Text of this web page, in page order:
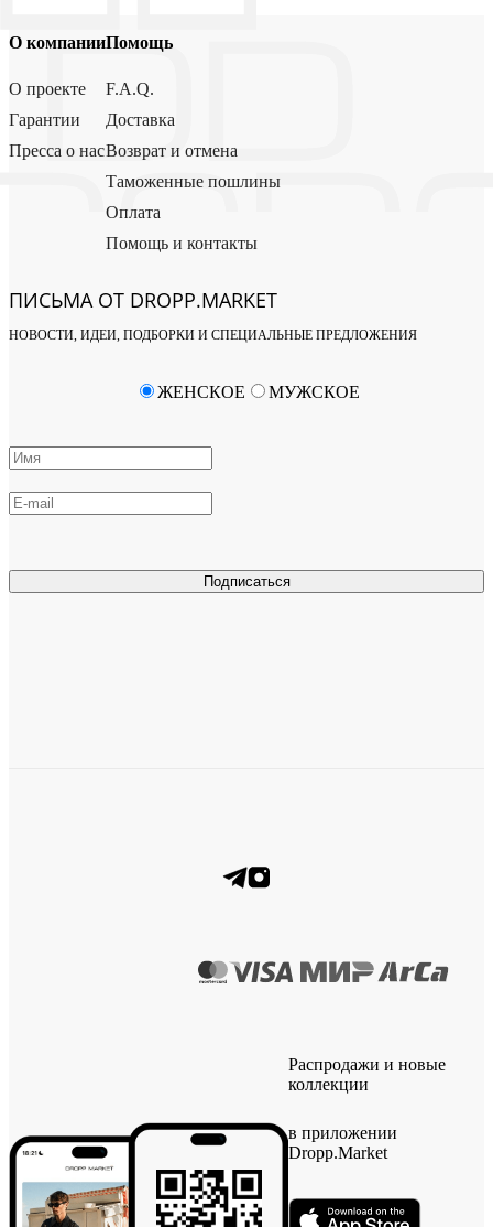
О компании
О проекте
Гарантии
Пресса о нас
Помощь
F.A.Q.
Доставка
Возврат и отмена
Таможенные пошлины
Оплата
Помощь и контакты
ПИСЬМА ОТ DROPP.MARKET
НОВОСТИ, ИДЕИ, ПОДБОРКИ И СПЕЦИАЛЬНЫЕ ПРЕДЛОЖЕНИЯ
Подписаться
ЖЕНСКОЕ МУЖСКОЕ
Распродажи и новые
коллекции
в приложении
Dropp.Market